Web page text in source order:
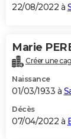
22/08/2022 à
Marie
Créer une
Naissance
01/03/1933 à
Décès
07/04/2022 à